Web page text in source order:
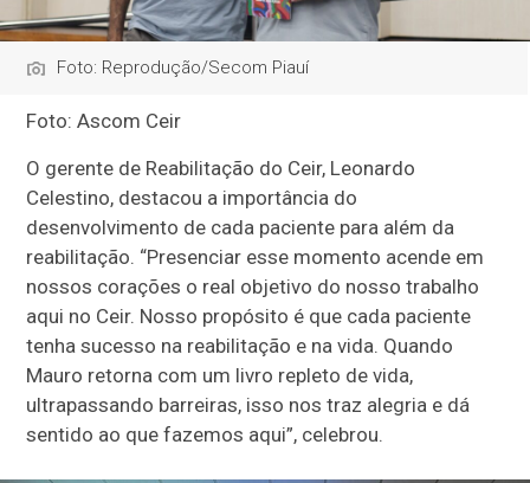
Foto: Reprodução/Secom Piauí
Foto: Ascom Ceir
O gerente de Reabilitação do Ceir, Leonardo
Celestino, destacou a importância do
desenvolvimento de cada paciente para além da
reabilitação. “Presenciar esse momento acende em
nossos corações o real objetivo do nosso trabalho
aqui no Ceir. Nosso propósito é que cada paciente
tenha sucesso na reabilitação e na vida. Quando
Mauro retorna com um livro repleto de vida,
ultrapassando barreiras, isso nos traz alegria e dá
sentido ao que fazemos aqui”, celebrou.